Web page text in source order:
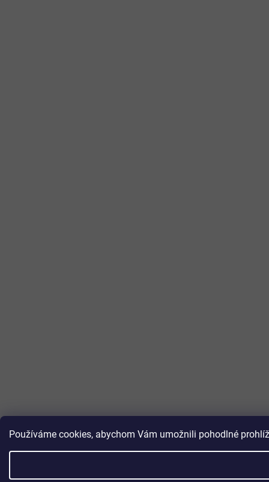
Používáme cookies, abychom Vám umožnili pohodlné